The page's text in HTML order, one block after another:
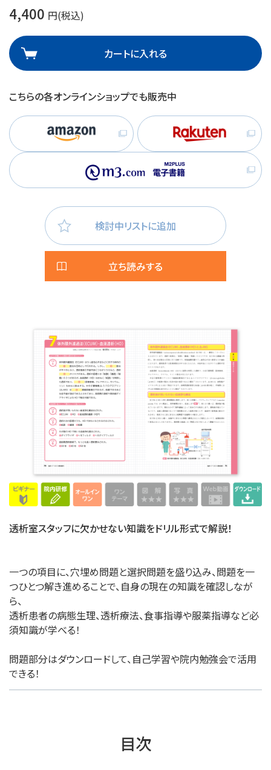
4,400 円(税込)
カートに入れる
こちらの各オンラインショップでも販売中
検討中リストに追加
立ち読みする
透析室スタッフに欠かせない知識をドリル形式で解説！
一つの項目に、穴埋め問題と選択問題を盛り込み、問題を一
つひとつ解き進めることで、自身の現在の知識を確認しなが
ら、
透析患者の病態生理、透析療法、食事指導や服薬指導など必
須知識が学べる！
問題部分はダウンロードして、自己学習や院内勉強会で活用
できる！
目次